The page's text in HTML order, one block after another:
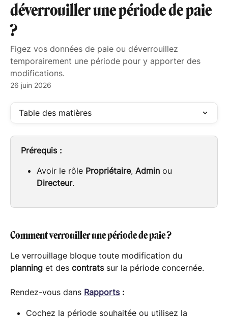
déverrouiller une période de paie
?
Figez vos données de paie ou déverrouillez
temporairement une période pour y apporter des
modifications.
26 juin 2026
Table des matières
Prérequis :
Avoir le rôle Propriétaire, Admin ou
Directeur.
Comment verrouiller une période de paie ?
Le verrouillage bloque toute modification du
planning et des contrats sur la période concernée.
Rendez-vous dans Rapports :
Cochez la période souhaitée ou utilisez la